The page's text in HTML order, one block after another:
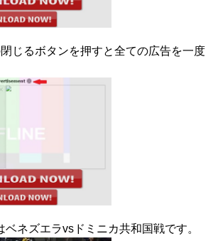
じるボタンを押すと全ての広告を一度
ネズエラvsドミニカ共和国戦です。